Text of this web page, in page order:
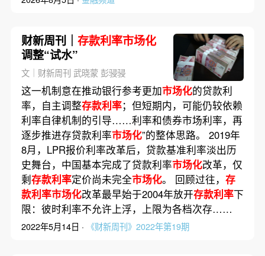
财新周刊｜ 存款利率市场化
调整“试水”
文｜财新周刊 武晓蒙 彭骎骎
这一机制意在推动银行参考更加市场化的贷款利
率，自主调整存款利率；但短期内，可能仍较依赖
利率自律机制的引导……利率和债券市场利率，再
逐步推进存贷款利率市场化”的整体思路。 2019年
8月，LPR报价利率改革后，贷款基准利率淡出历
史舞台，中国基本完成了贷款利率市场化改革，仅
剩存款利率定价尚未完全市场化。 回顾过往， 存
款利率市场化改革最早始于2004年放开存款利率下
限：彼时利率不允许上浮，上限为各档次存……
2022年5月14日 · 《财新周刊》2022年第19期